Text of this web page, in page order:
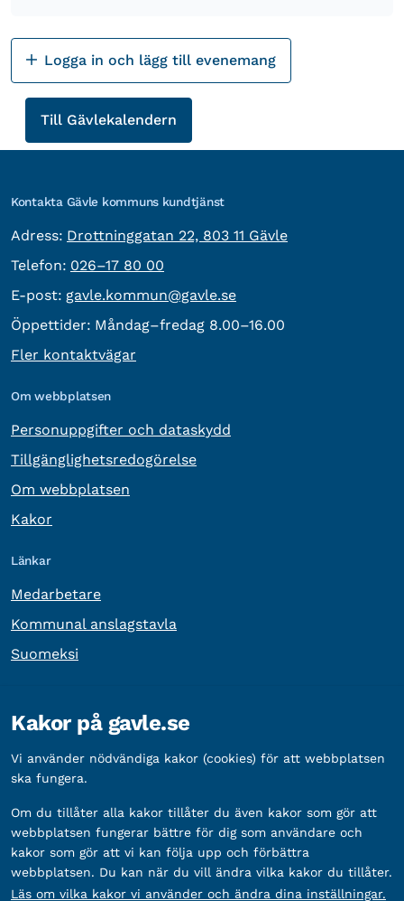
Logga in och lägg till evenemang
Till Gävle­kalendern
Kontakta Gävle kommuns kundtjänst
Adress: besöksadress:
Drottninggatan 22, 803 11 Gävle
Telefon: Telefon:
026–17 80 00
E-post: E-post:
gavle.kommun@gavle.se
Öppettider: Måndag–fredag 8.00–16.00
Fler kontaktvägar
Om webbplatsen
Personuppgifter och dataskydd
Tillgänglighetsredogörelse
Om webbplatsen
Kakor
Länkar
Medarbetare
Kommunal anslagstavla
Suomeksi
Organisationsnummer: 212000-2338
Bankgironummer: 5888-2333
Kakor på gavle.se
Vi använder nödvändiga kakor (cookies) för att webbplatsen
ska fungera.
Om du tillåter alla kakor tillåter du även kakor som gör att
webbplatsen fungerar bättre för dig som användare och
kakor som gör att vi kan följa upp och förbättra
webbplatsen. Du kan när du vill ändra vilka kakor du tillåter.
Läs om vilka kakor vi använder och ändra dina inställningar.